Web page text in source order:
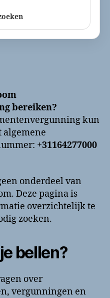
bereiken?
kun
algemene
+31164277000
onderdeel van
Deze pagina is
overzichtelijk te
zoeken.
bellen?
over
vergunningen en